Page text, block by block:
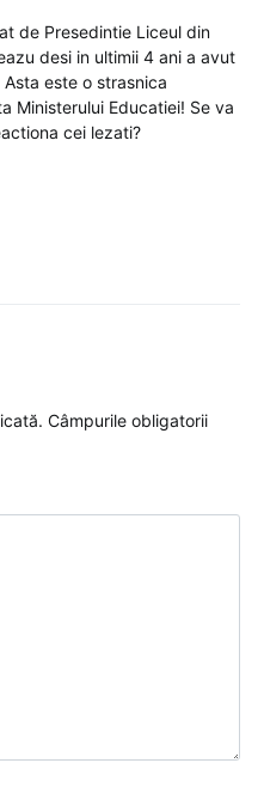
de Presedintie Liceul din
desi in ultimii 4 ani a avut
este o strasnica
Ministerului Educatiei! Se va
cei lezati?
Câmpurile obligatorii